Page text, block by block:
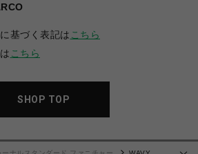
基づく表記は こちら
こちら
SHOP TOP